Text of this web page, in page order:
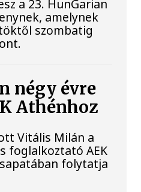
a 23. HunGarian
amelynek
szombatig
négy évre
Athénhoz
Vitális Milán a
foglalkoztató AEK
folytatja